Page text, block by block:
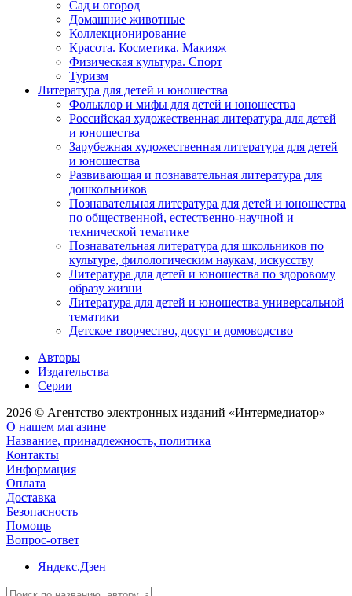
Сад и огород
Домашние животные
Коллекционирование
Красота. Косметика. Макияж
Физическая культура. Спорт
Туризм
Литература для детей и юношества
Фольклор и мифы для детей и юношества
Российская художественная литература для детей
и юношества
Зарубежная художественная литература для детей
и юношества
Развивающая и познавательная литература для
дошкольников
Познавательная литература для детей и юношества
по общественной, естественно-научной и
технической тематике
Познавательная литература для школьников по
культуре, филологическим наукам, искусству
Литература для детей и юношества по здоровому
образу жизни
Литература для детей и юношества универсальной
тематики
Детское творчество, досуг и домоводство
Авторы
Издательства
Серии
2026 © Агентство электронных изданий «Интермедиатор»
О нашем магазине
Название, принадлежность, политика
Контакты
Информация
Оплата
Доставка
Безопасность
Помощь
Вопрос-ответ
Яндекс.Дзен